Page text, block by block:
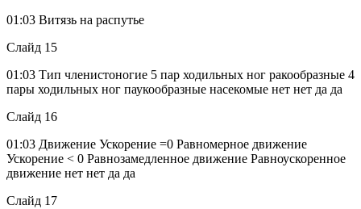
01:03 Витязь на распутье
Слайд 15
01:03 Тип членистоногие 5 пар ходильных ног ракообразные 4
пары ходильных ног паукообразные насекомые нет нет да да
Слайд 16
01:03 Движение Ускорение =0 Равномерное движение
Ускорение < 0 Равнозамедленное движение Равноускоренное
движение нет нет да да
Слайд 17